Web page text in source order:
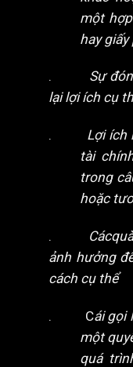
một
hay giấy
. Sự
lại lợi ích cụ
. Lợi ích
tài
trong
hoặc
.
ảnh hưởng
cách cụ thể
. Cái gọi
một
quá